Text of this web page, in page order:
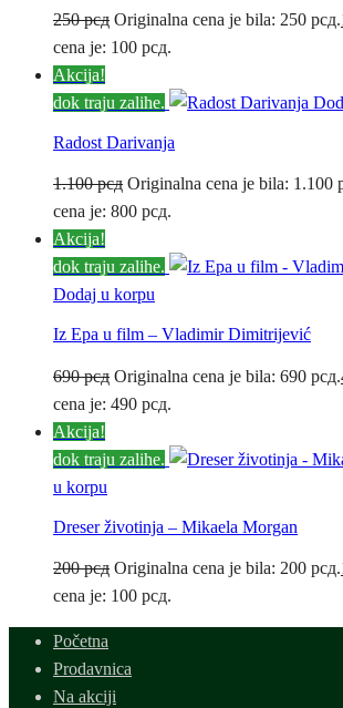
250рсд Originalna cena je bila: 250 рсд.
cena je: 100 рсд.
Akcija!
dok traju zalihe.
Radost Darivanja
1.100рсд Originalna cena je bila: 1.100
cena je: 800 рсд.
Akcija!
dok traju zalihe.
Dodaj u korpu
Iz Epa u film – Vladimir Dimitrijević
690рсд Originalna cena je bila: 690 рсд.
cena je: 490 рсд.
Akcija!
dok traju zalihe.
u korpu
Dreser životinja – Mikaela Morgan
200рсд Originalna cena je bila: 200 рсд.
cena je: 100 рсд.
Početna
Prodavnica
Na akciji